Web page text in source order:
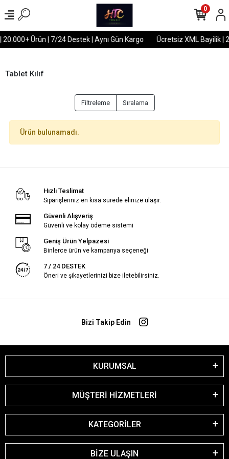
Ürün | 7/24 Destek | Aynı Gün Kargo Ücretsiz XML Bayilik |
0
Tablet Kılıf
Filtreleme Sıralama
Ürün bulunamadı.
Hızlı Teslimat
Siparişleriniz en kısa sürede elinize ulaşır.
Güvenli Alışveriş
Güvenli ve kolay ödeme sistemi
Geniş Ürün Yelpazesi
Binlerce ürün ve kampanya seçeneği
7 / 24 DESTEK
Öneri ve şikayetlerinizi bize iletebilirsiniz.
Bizi Takip Edin
KURUMSAL
MÜŞTERİ HİZMETLERİ
KATEGORİLER
BİZE ULAŞIN